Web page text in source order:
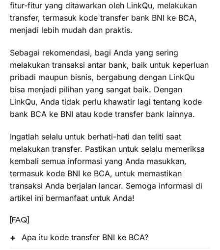
fitur-fitur yang ditawarkan oleh LinkQu, melakukan
transfer, termasuk kode transfer bank BNI ke BCA,
menjadi lebih mudah dan praktis.
Sebagai rekomendasi, bagi Anda yang sering
melakukan transaksi antar bank, baik untuk keperluan
pribadi maupun bisnis, bergabung dengan LinkQu
bisa menjadi pilihan yang sangat baik. Dengan
LinkQu, Anda tidak perlu khawatir lagi tentang kode
bank BCA ke BNI atau kode transfer bank lainnya.
Ingatlah selalu untuk berhati-hati dan teliti saat
melakukan transfer. Pastikan untuk selalu memeriksa
kembali semua informasi yang Anda masukkan,
termasuk kode BNI ke BCA, untuk memastikan
transaksi Anda berjalan lancar. Semoga informasi di
artikel ini bermanfaat untuk Anda!
[FAQ]
Apa itu kode transfer BNI ke BCA?